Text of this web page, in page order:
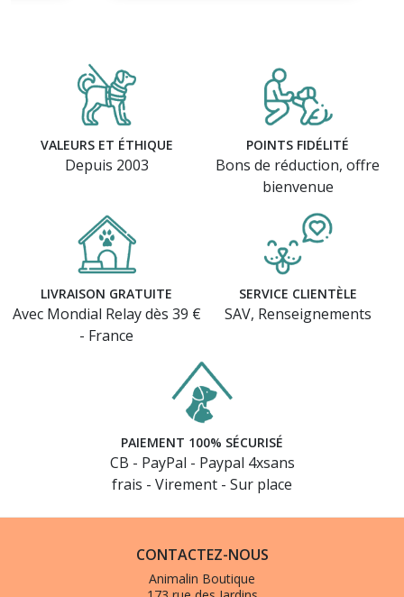
VALEURS ET ÉTHIQUE
Depuis 2003
POINTS FIDÉLITÉ
Bons de réduction, offre
bienvenue
LIVRAISON GRATUITE
Avec Mondial Relay dès 39 €
- France
SERVICE CLIENTÈLE
SAV, Renseignements
PAIEMENT 100% SÉCURISÉ
CB - PayPal - Paypal 4xsans
frais - Virement - Sur place
CONTACTEZ-NOUS
Animalin Boutique